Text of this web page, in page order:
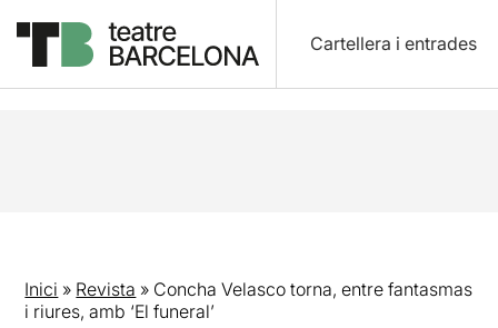
Cartellera i entrades
Inici » Revista » Concha Velasco torna, entre fantasmas
i riures, amb ‘El funeral’